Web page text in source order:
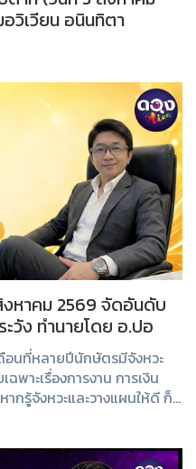
วิเวียน อนินทิตา
หาคม 2569 จัดอันดับ
วัง ทำนายโดย อ.ปอ
อนที่หลายปีนักษัตรมีจังหวะ
พาะเรื่องการงาน การเงิน
ากรู้จังหวะและวางแผนให้ดี ก็